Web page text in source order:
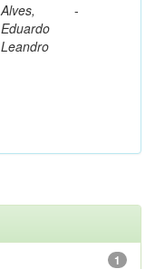
Alves,
Eduardo
Leandro
-
1